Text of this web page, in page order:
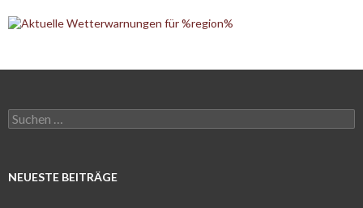
Suchen
nach:
NEUESTE BEITRÄGE